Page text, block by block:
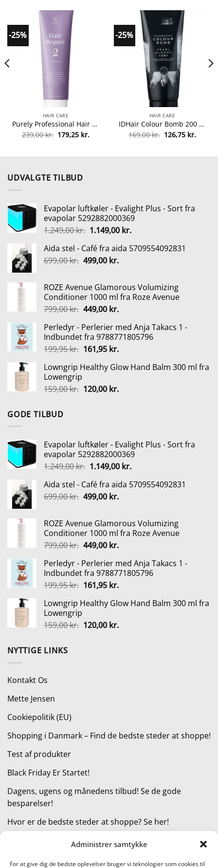
Administrer samtykke
For at give dig de bedste oplevelser bruger vi teknologier som cookies til
-25%
HAIR CARE
Purely Professional Hair Repair 2 – 150 ml fra Purely Professional
239,00kr. Den
oprindelige
239,00 kr..
179,25 kr.Den
179,25 kr..
-25%
HAIR CARE
IDHair Colour Bomb 200 ml – 1081 Pearl Blonde fra IdHAIR
169,00kr. Den
oprindelige
169,00 kr..
126,75 kr.Den
UDVALGTE TILBUD
Evapolar luftkøler - Evalight Plus - Sort fra
evapolar 5292882000369
1.249,00kr. Den
pris
var:
1.149,00 kr.Den
pris
Aida stel - Café fra aida 5709554092831
699,00kr. Den
var:
699,00 kr..
499,00 kr.Den
er:
499,00 kr..
ROZE Avenue Glamorous Volumizing
Conditioner 1000 ml fra Roze Avenue
799,00kr. Den
pris
var:
799,00 kr..
449,00 kr.Den
pris
er:
449,00 kr..
Perledyr - Perlerier med Anja Takacs 1 -
Indbundet fra 9788771805796
199,95kr. Den
pris
199,95 kr..
161,95 kr.Den
pris
161,95 kr..
Lowngrip Healthy Glow Hand Balm 300 ml fra
Lowengrip
159,00kr. Den
120,00 kr.Den
GODE TILBUD
Evapolar luftkøler - Evalight Plus - Sort fra
evapolar 5292882000369
1.249,00kr. Den
pris
var:
1.149,00 kr.Den
pris
Aida stel - Café fra aida 5709554092831
699,00kr. Den
var:
699,00 kr..
499,00 kr.Den
er:
499,00 kr..
ROZE Avenue Glamorous Volumizing
Conditioner 1000 ml fra Roze Avenue
799,00kr. Den
pris
var:
799,00 kr..
449,00 kr.Den
pris
er:
449,00 kr..
Perledyr - Perlerier med Anja Takacs 1 -
Indbundet fra 9788771805796
199,95kr. Den
pris
199,95 kr..
161,95 kr.Den
pris
161,95 kr..
Lowngrip Healthy Glow Hand Balm 300 ml fra
Lowengrip
159,00kr. Den
120,00 kr.Den
NYTTIGE LINKS
Kontakt Os
Mette Jensen
Cookiepolitik (EU)
Shopping i Danmark – Find de bedste steder at shoppe!
Test af produkter
Black Friday Er Startet!
Dagens, ugens og månedens tilbud! Se de gode
besparelser!
Hvor er de bedste steder at shoppe? Se her!